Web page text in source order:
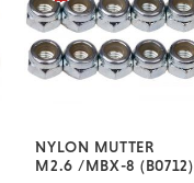
NYLON MUTTER
M2.6 /MBX-8 (B0712)